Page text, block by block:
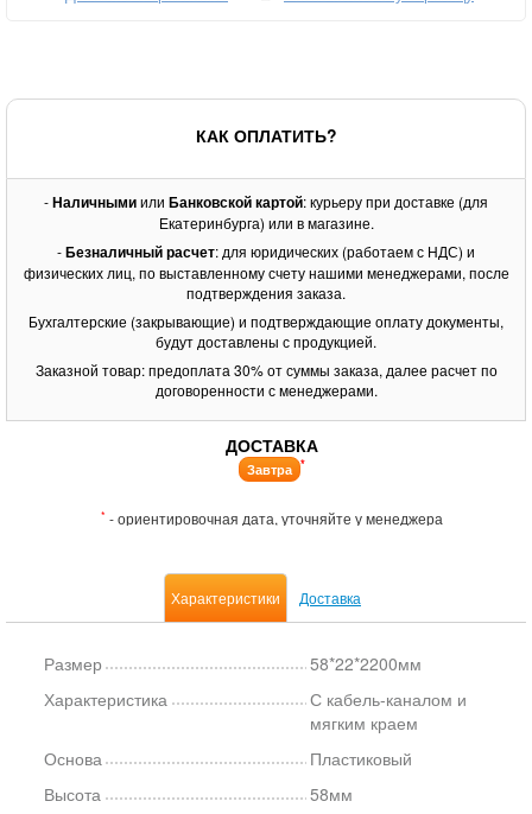
КАК ОПЛАТИТЬ?
-Наличнымиили Банковской картой: курьеру при доставке (для
Екатеринбурга) или в магазине.
-Безналичный расчет: для юридических (работаем с НДС) и
физических лиц, по выставленному счету нашими менеджерами, после
подтверждения заказа.
Бухгалтерские (закрывающие) и подтверждающие оплату документы,
будут доставлены с продукцией.
Заказной товар: предоплата 30% от суммы заказа, далее расчет по
договоренности с менеджерами.
ДОСТАВКА
Завтра *
* - ориентировочная дата, уточняйте у менеджера
Характеристики Доставка
Размер
58*22*2200мм
Характеристика
С кабель-каналом и
мягким краем
Основа
Пластиковый
Высота
58мм